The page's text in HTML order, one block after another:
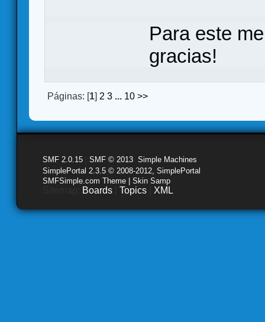
Para este
gracias!
Páginas: [ 1 2 3 ... 10 >>
SMF 2.0.15 SMF © 2013 Simple Machines
SimplePortal 2.3.5 © 2008-2012, SimplePortal
SMFSimple.com Theme | Skin Samp
Boards Topics XML